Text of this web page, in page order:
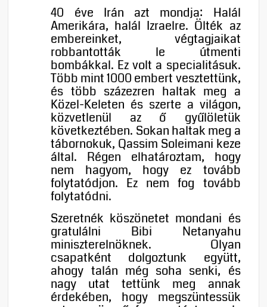
40 éve Irán azt mondja: Halál
Amerikára, halál Izraelre. Ölték az
embereinket, végtagjaikat
robbantották le útmenti
bombákkal. Ez volt a specialitásuk.
Több mint 1000 embert vesztettünk,
és több százezren haltak meg a
Közel-Keleten és szerte a világon,
közvetlenül az ő gyűlöletük
következtében. Sokan haltak meg a
tábornokuk, Qassim Soleimani keze
által. Régen elhatároztam, hogy
nem hagyom, hogy ez tovább
folytatódjon. Ez nem fog tovább
folytatódni.
Szeretnék köszönetet mondani és
gratulálni Bibi Netanyahu
miniszterelnöknek. Olyan
csapatként dolgoztunk együtt,
ahogy talán még soha senki, és
nagy utat tettünk meg annak
érdekében, hogy megszüntessük